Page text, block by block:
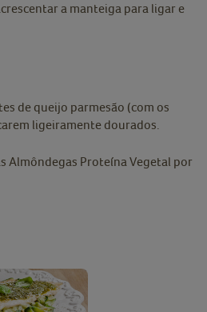
a manteiga para ligar e
de queijo parmesão (com os
ligeiramente dourados.
Almôndegas Proteína Vegetal por